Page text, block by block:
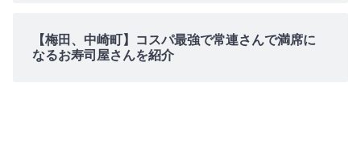
【梅田、中崎町】コスパ最強で常連さんで満席に
なるお寿司屋さんを紹介